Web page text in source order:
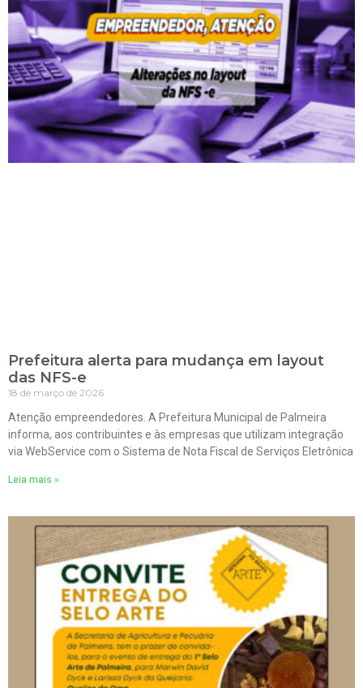
Prefeitura alerta para mudança em layout
das NFS-e
18 de março de 2026
Atenção empreendedores. A Prefeitura Municipal de Palmeira
informa, aos contribuintes e às empresas que utilizam integração
via WebService com o Sistema de Nota Fiscal de Serviços Eletrônica
Leia mais »